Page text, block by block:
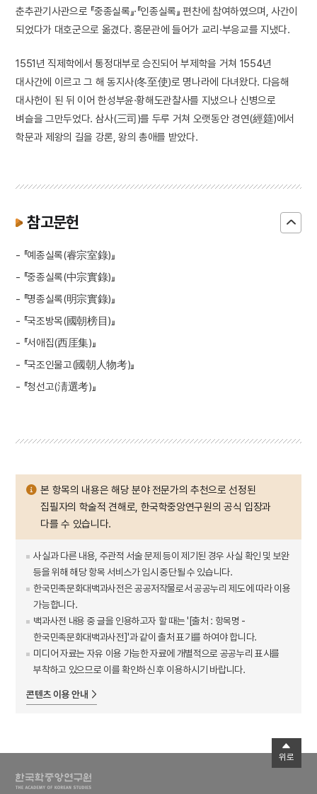
춘추관기사관으로 『중종실록』·『인종실록』 편찬에 참여하였으며, 사간이
되었다가 대호군으로 옮겼다. 홍문관에 들어가 교리·부응교를 지냈다.
1551년 직제학에서 통정대부로 승진되어 부제학을 거쳐 1554년
대사간에 이르고 그 해 동지사(冬至使)로 명나라에 다녀왔다. 다음해
대사헌이 된 뒤 이어 한성부윤·황해도관찰사를 지냈으나 신병으로
벼슬을 그만두었다. 삼사(三司)를 두루 거쳐 오랫동안 경연(經筵)에서
학문과 제왕의 길을 강론, 왕의 총애를 받았다.
참고문헌
- 『예종실록(睿宗室錄)』
- 『중종실록(中宗實錄)』
- 『명종실록(明宗實錄)』
- 『국조방목(國朝榜目)』
- 『서애집(西厓集)』
- 『국조인물고(國朝人物考)』
- 『청선고(淸選考)』
본 항목의 내용은 해당 분야 전문가의 추천으로 선정된
집필자의 학술적 견해로, 한국학중앙연구원의 공식 입장과
다를 수 있습니다.
사실과 다른 내용, 주관적 서술 문제 등이 제기된 경우 사실 확인 및 보완
등을 위해 해당 항목 서비스가 임시 중단될 수 있습니다.
한국민족문화대백과사전은 공공저작물로서 공공누리 제도에 따라 이용
가능합니다.
백과사전 내용 중 글을 인용하고자 할 때는 '[출처 : 항목명 -
한국민족문화대백과사전]'과 같이 출처 표기를 하여야 합니다.
미디어 자료는 자유 이용 가능한 자료에 개별적으로 공공누리 표시를
부착하고 있으므로 이를 확인하신 후 이용하시기 바랍니다.
콘텐츠 이용 안내
위로